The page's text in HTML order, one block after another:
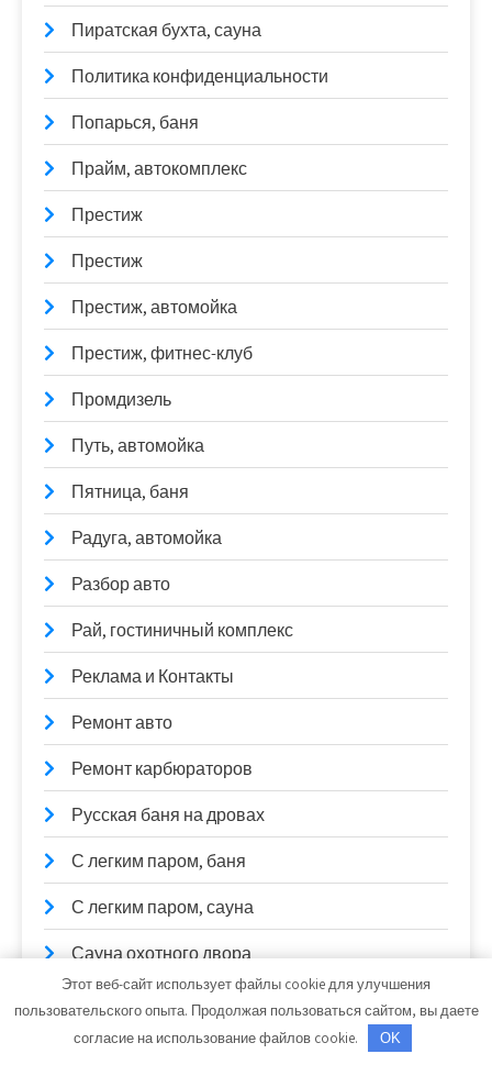
Пиратская бухта, сауна
Политика конфиденциальности
Попарься, баня
Прайм, автокомплекс
Престиж
Престиж
Престиж, автомойка
Престиж, фитнес-клуб
Промдизель
Путь, автомойка
Пятница, баня
Радуга, автомойка
Разбор авто
Рай, гостиничный комплекс
Реклама и Контакты
Ремонт авто
Ремонт карбюраторов
Русская баня на дровах
С легким паром, баня
С легким паром, сауна
Сауна охотного двора
Сауна, Сауна
Этот веб-сайт использует файлы cookie для улучшения
пользовательского опыта. Продолжая пользоваться сайтом, вы даете
согласие на использование файлов cookie.
OK